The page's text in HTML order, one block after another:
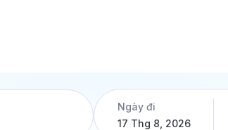
Ngày đi
17 Thg 8, 2026